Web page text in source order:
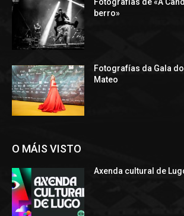
berro»
Fotografías da Gala
Mateo
O MÁIS VISTO
Axenda cultural de